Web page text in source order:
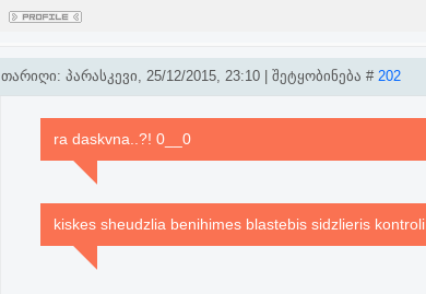
თარიღი: პარასკევი, 25/12/2015, 23:10 | შეტყობინება # 202
ra daskvna..?! 0__0
kiskes sheudzlia benihimes blastebis sidzlieris kontroli